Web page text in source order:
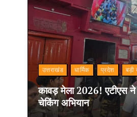
उत्तराखंड धार्मिक प्रदेश बड़ी
कावड़ मेला 2026! एटीएस ने
चेकिंग अभियान